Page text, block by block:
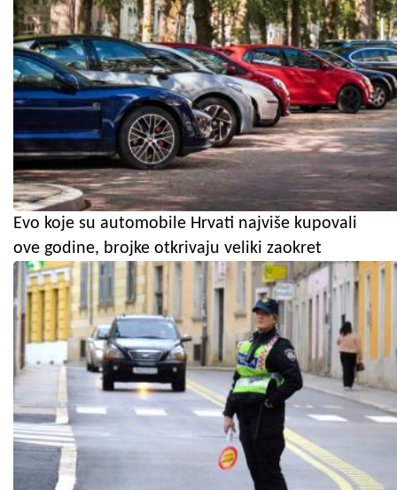
Evo koje su automobile Hrvati najviše kupovali
ove godine, brojke otkrivaju veliki zaokret